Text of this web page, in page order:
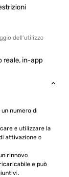
dell'utilizzo
reale, in-app
un numero di
e utilizzare la
attivazione o
rinnovo
e può